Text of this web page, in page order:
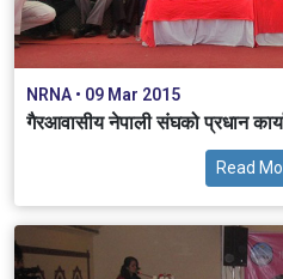
NRNA • 09 Mar 2015
गैरआवासीय नेपाली संघको प्रधान
Read